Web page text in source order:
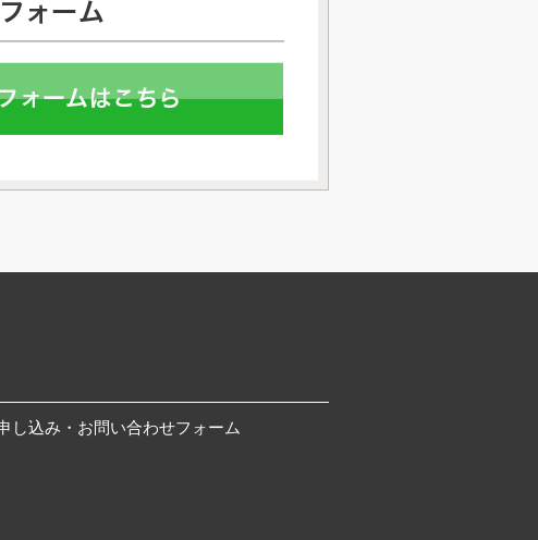
し込み・お問い合わせフォーム